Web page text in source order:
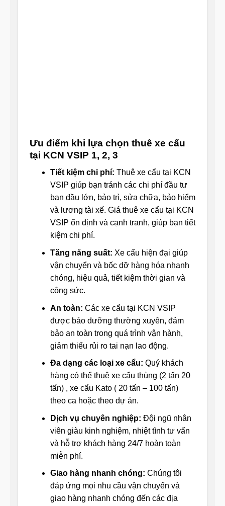
Ưu điểm khi lựa chọn thuê xe cẩu
tại KCN VSIP 1, 2, 3
Tiết kiệm chi phí: Thuê xe cẩu tại KCN
VSIP giúp bạn tránh các chi phí đầu tư
ban đầu lớn, bảo trì, sửa chữa, bảo hiểm
và lương tài xế. Giá thuê xe cẩu tại KCN
VSIP ổn định và cạnh tranh, giúp bạn tiết
kiệm chi phí.
Tăng năng suất: Xe cẩu hiện đại giúp
vận chuyển và bốc dỡ hàng hóa nhanh
chóng, hiệu quả, tiết kiệm thời gian và
công sức.
An toàn: Các xe cẩu tại KCN VSIP
được bảo dưỡng thường xuyên, đảm
bảo an toàn trong quá trình vận hành,
giảm thiểu rủi ro tai nạn lao động.
Đa dạng các loại xe cẩu: Quý khách
hàng có thể thuê xe cẩu thùng (2 tấn 20
tấn) , xe cẩu Kato ( 20 tấn – 100 tấn)
theo ca hoặc theo dự án.
Dịch vụ chuyên nghiệp: Đội ngũ nhân
viên giàu kinh nghiệm, nhiệt tình tư vấn
và hỗ trợ khách hàng 24/7 hoàn toàn
miễn phí.
Giao hàng nhanh chóng: Chúng tôi
đáp ứng mọi nhu cầu vận chuyển và
giao hàng nhanh chóng đến các địa